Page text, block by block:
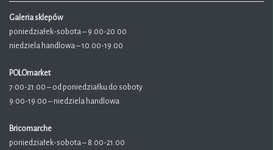
Galeria sklepów
poniedziałek-sobota – 9.00-20.00
niedziela handlowa – 10.00-19.00
POLOmarket
7:00-21:00 – od poniedziałku do soboty
9:00-19:00 – niedziela handlowa
Bricomarche
poniedziałek-sobota – 8.00-21.00